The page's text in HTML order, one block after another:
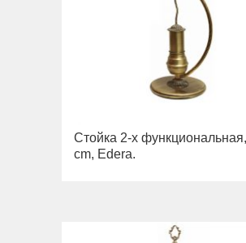
Стойка 2-х
cm, Edera.